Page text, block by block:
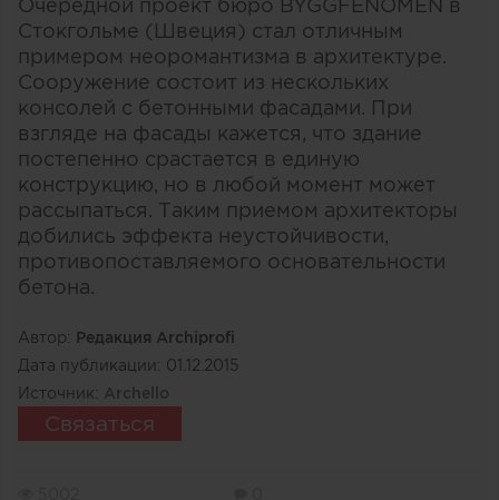
Очередной проект бюро BYGGFENOMEN в
Стокгольме (Швеция) стал отличным
примером неоромантизма в архитектуре.
Сооружение состоит из нескольких
консолей с бетонными фасадами. При
взгляде на фасады кажется, что здание
постепенно срастается в единую
конструкцию, но в любой момент может
рассыпаться. Таким приемом архитекторы
добились эффекта неустойчивости,
противопоставляемого основательности
бетона.
Автор: Редакция Archiprofi
Дата публикации: 01.12.2015
Источник: Archello
Связаться